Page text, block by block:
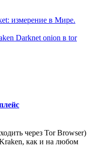
измерение в Мире.
Darknet onion в tor
через Tor Browser)
как и на любом